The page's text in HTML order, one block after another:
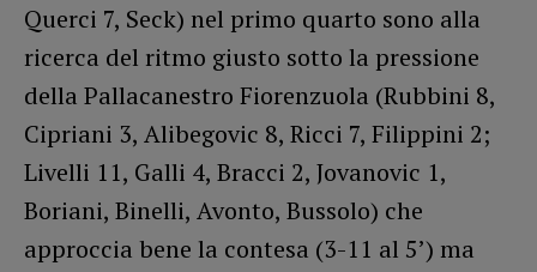
Querci 7, Seck) nel primo quarto sono alla
ricerca del ritmo giusto sotto la pressione
della Pallacanestro Fiorenzuola (Rubbini 8,
Cipriani 3, Alibegovic 8, Ricci 7, Filippini 2;
Livelli 11, Galli 4, Bracci 2, Jovanovic 1,
Boriani, Binelli, Avonto, Bussolo) che
approccia bene la contesa (3-11 al 5’) ma